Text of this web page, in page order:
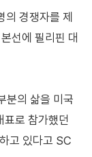
의 경쟁자를 제
선에 필리핀 대
분의 삶을 미국
표로 참가했던
고 있다고 SC